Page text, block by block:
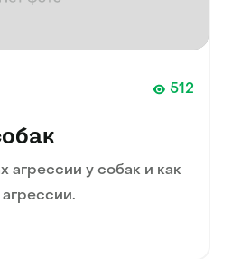
512
агрессии у собак и как